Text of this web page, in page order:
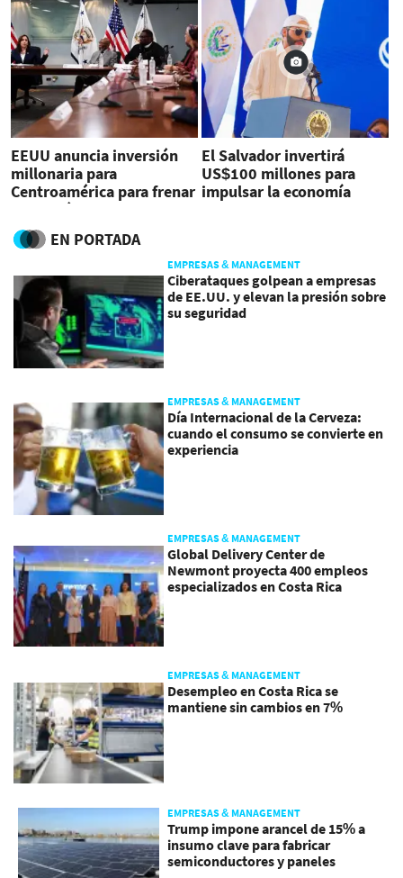
EEUU anuncia inversión
millonaria para
Centroamérica para frenar
migración
El Salvador invertirá
US$100 millones para
impulsar la economía
EN PORTADA
EMPRESAS & MANAGEMENT
Ciberataques golpean a empresas
de EE.UU. y elevan la presión sobre
su seguridad
EMPRESAS & MANAGEMENT
Día Internacional de la Cerveza:
cuando el consumo se convierte en
experiencia
EMPRESAS & MANAGEMENT
Global Delivery Center de
Newmont proyecta 400 empleos
especializados en Costa Rica
EMPRESAS & MANAGEMENT
Desempleo en Costa Rica se
mantiene sin cambios en 7%
EMPRESAS & MANAGEMENT
Trump impone arancel de 15% a
insumo clave para fabricar
semiconductores y paneles